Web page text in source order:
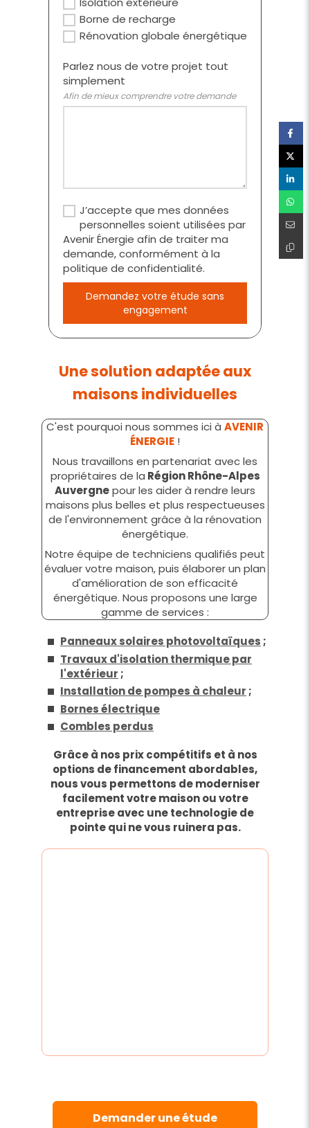
Borne de recharge
Rénovation globale énergétique
Parlez nous de votre projet tout
simplement
Afin de mieux comprendre votre demande
J’accepte que mes données
personnelles soient utilisées par
Avenir Énergie afin de traiter ma
demande, conformément à la
politique de confidentialité.
Demandez votre étude sans
engagement
Une solution adaptée aux
maisons individuelles
C'est pourquoi nous sommes ici à AVENIR
ÉNERGIE !
Nous travaillons en partenariat avec les
propriétaires de la Région Rhône-Alpes
Auvergnepour les aider à rendre leurs
maisons plus belles et plus respectueuses
de l'environnement grâce à la rénovation
énergétique.
Notre équipe de techniciens qualifiés peut
évaluer votre maison, puis élaborer un plan
d'amélioration de son efficacité
énergétique. Nous proposons une large
gamme de services :
Panneaux solaires photovoltaïques ;
Travaux d'isolation thermique par
l'extérieur ;
Installation de pompes à chaleur ;
Bornes électrique
Combles perdus
Grâce à nos prix compétitifs et à nos
options de financement abordables,
nous vous permettons de moderniser
facilement votre maison ou votre
entreprise avec une technologie de
pointe qui ne vous ruinera pas.
Demander une étude